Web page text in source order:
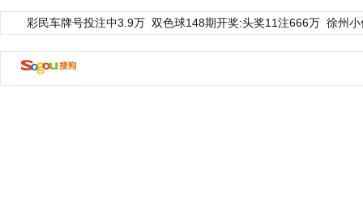
彩民车牌号投注中3.9万 双色球148期开奖:头奖11注666万 徐州